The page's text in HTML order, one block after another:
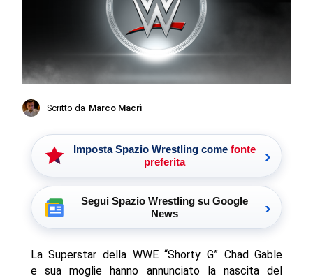
Scritto da Marco Macrì
Imposta Spazio Wrestling come fonte
preferita
›
Segui Spazio Wrestling su Google
News
›
La Superstar della WWE “Shorty G” Chad Gable
e sua moglie hanno annunciato la nascita del